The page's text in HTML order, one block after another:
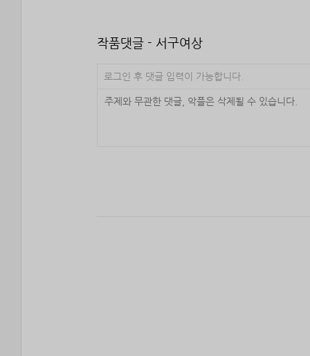
작품댓글 - 서구여상
로그인 후 댓글 입력이 가능합니다.